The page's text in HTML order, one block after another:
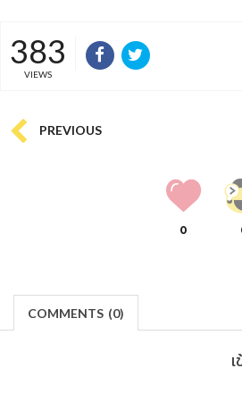
383
VIEWS
PREVIOUS
0
COMMENTS (0)